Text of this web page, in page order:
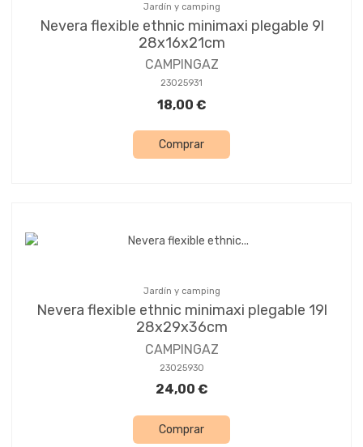
Jardín y camping
Nevera flexible ethnic minimaxi plegable 9l
28x16x21cm
CAMPINGAZ
23025931
18,00 €
Comprar
Jardín y camping
Nevera flexible ethnic minimaxi plegable 19l
28x29x36cm
CAMPINGAZ
23025930
24,00 €
Comprar